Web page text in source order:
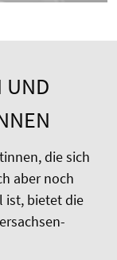
UND
die sich
aber noch
ist, bietet die